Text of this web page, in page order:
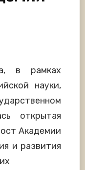
в рамках
науки,
открытая
Академии
и развития